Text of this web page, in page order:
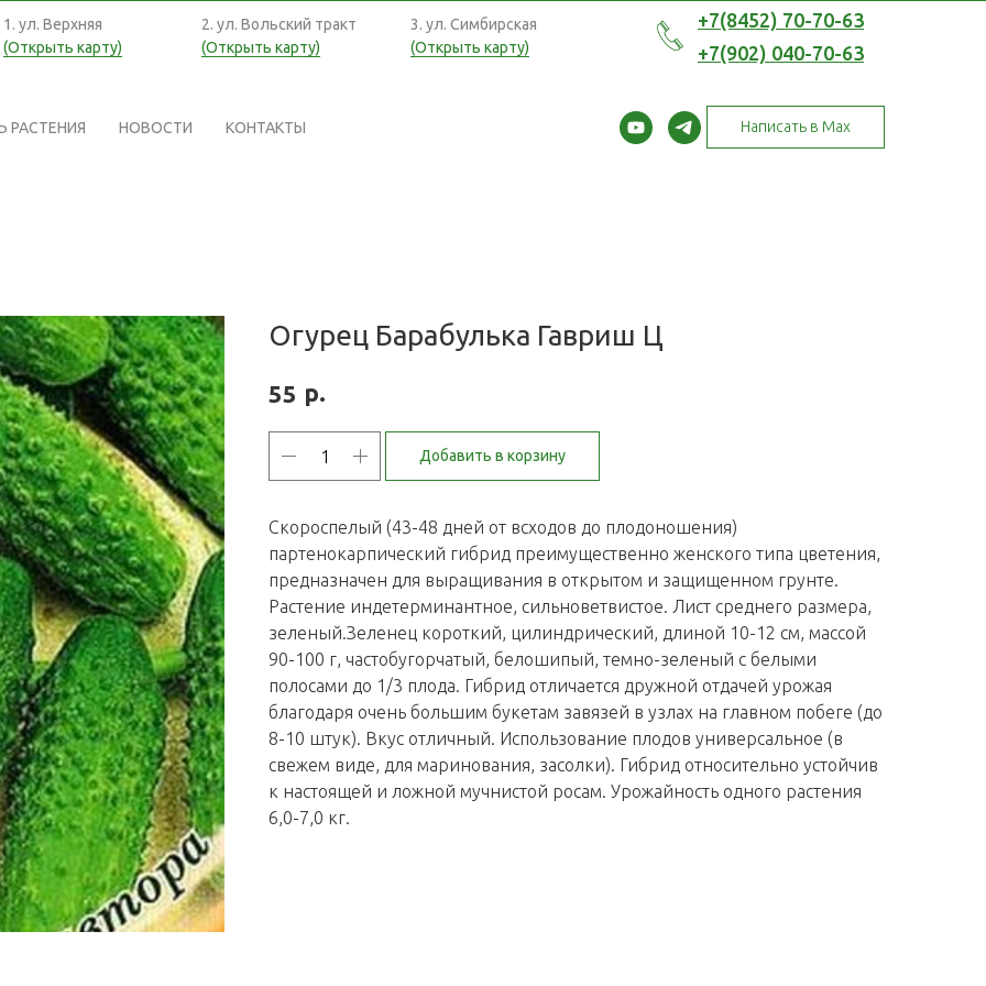
1. ул. Верхняя
(Открыть карту)
+7(8452) 70-70-63
2. ул. Вольский тракт
(Открыть карту)
3. ул. Симбирская
(Открыть карту)
+7(902) 040-70-63
РАСТЕНИЯ НОВОСТИ КОНТАКТЫ Написать в Max
Огурец Барабулька Гавриш Ц
55 р.
Добавить в корзину
Скороспелый (43-48 дней от всходов до плодоношения)
партенокарпический гибрид преимущественно женского типа цветения,
предназначен для выращивания в открытом и защищенном грунте.
Растение индетерминантное, сильноветвистое. Лист среднего размера,
зеленый.Зеленец короткий, цилиндрический, длиной 10-12 см, массой
90-100 г, частобугорчатый, белошипый, темно-зеленый с белыми
полосами до 1/3 плода. Гибрид отличается дружной отдачей урожая
благодаря очень большим букетам завязей в узлах на главном побеге (до
8-10 штук). Вкус отличный. Использование плодов универсальное (в
свежем виде, для маринования, засолки). Гибрид относительно устойчив
к настоящей и ложной мучнистой росам. Урожайность одного растения
6,0-7,0 кг.